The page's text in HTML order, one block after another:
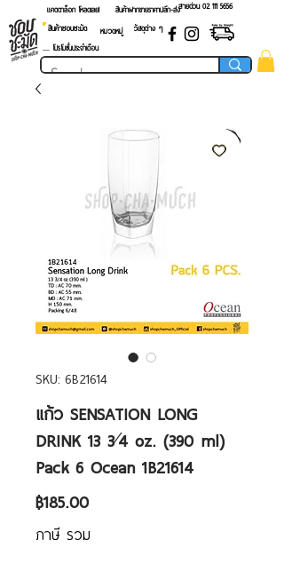
แคตตาล็อก โหลดเลย! สายด่วน 02 ​111 5656
สินค้าฝากขายราคาปลีก-ส่ง
สินค้าชอบชะมัด
หมวดหมู่
วัสดุต่าง ๆ
.... โปรโมชั่นประจำเดือน
SKU: 6B21614
แก้ว SENSATION LONG
DRINK 13 3⁄4 oz. (390 ml)
Pack 6 Ocean 1B21614
฿185.00ราคา
ภาษี รวม